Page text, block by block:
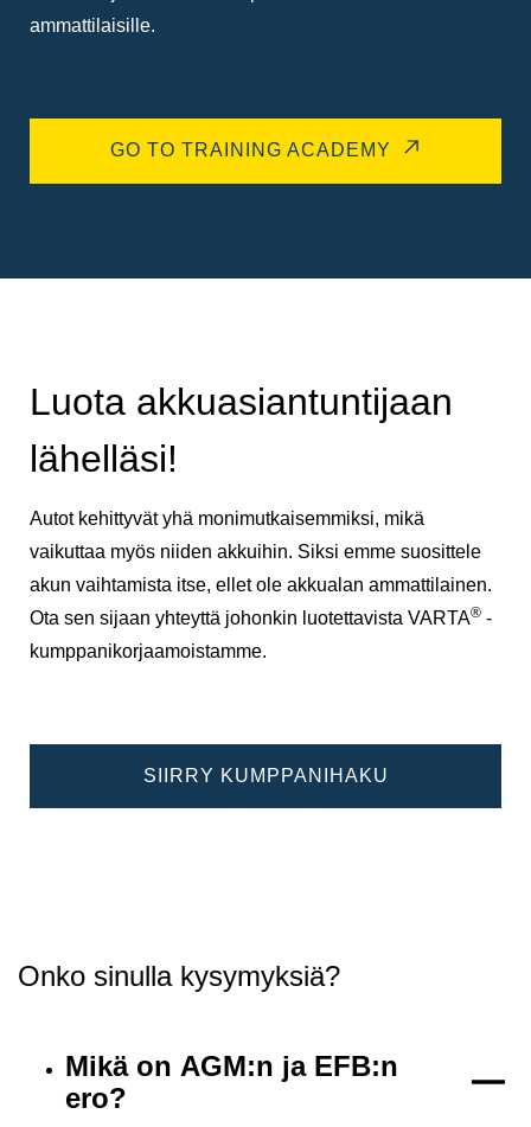
ammattilaisille.
GO TO TRAINING ACADEMY
Luota akkuasiantuntijaan
lähelläsi!
Autot kehittyvät yhä monimutkaisemmiksi, mikä
vaikuttaa myös niiden akkuihin. Siksi emme suosittele
akun vaihtamista itse, ellet ole akkualan ammattilainen.
Ota sen sijaan yhteyttä johonkin luotettavista VARTA® -
kumppanikorjaamoistamme.
SIIRRY KUMPPANIHAKU
Onko sinulla kysymyksiä?
Mikä on AGM:n ja EFB:n
ero?